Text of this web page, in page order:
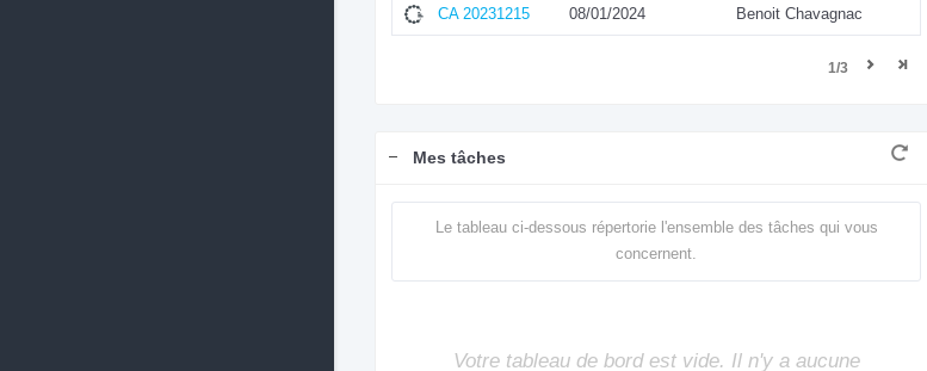
CA 20231215 08/01/2024 Benoit Chavagnac
1/3
Mes tâches
Le tableau ci-dessous répertorie l'ensemble des tâches qui vous
concernent.
Votre tableau de bord est vide. Il n'y a aucune